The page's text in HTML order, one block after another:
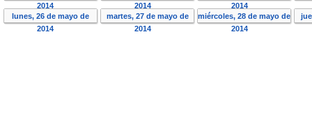
2014
2014
2014
lunes, 26 de mayo de
2014
martes, 27 de mayo de
2014
miércoles, 28 de mayo de
2014